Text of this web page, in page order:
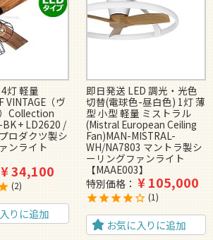
灯 軽量
VINTAGE（ヴ
Collection
+ LD2620 /
ロダクツ製シ
ンライト
¥34,100
2
りに追加
即日発送 LED 調光・光色
切替(電球色-昼白色) 1灯 薄
型 小型 軽量 ミストラル
(Mistral European Ceiling
Fan)MAN-MISTRAL-
WH/NA7803 マントラ製シ
ーリングファンライト
【MAAE003】
特別価格
¥105,000
1
お気に入りに追加